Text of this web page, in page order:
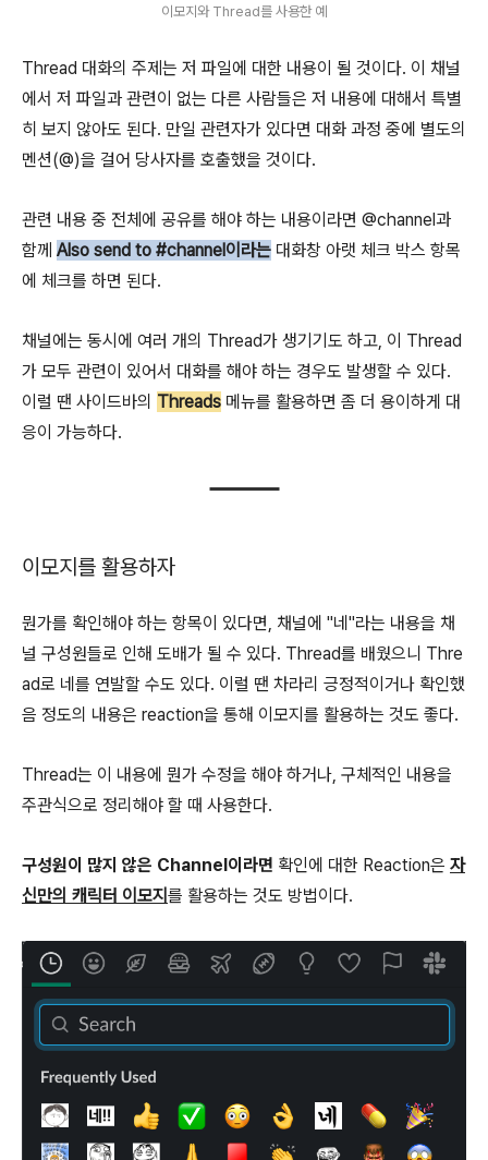
이모지와 Thread를 사용한 예
Thread 대화의 주제는 저 파일에 대한 내용이 될 것이다. 이 채널
에서 저 파일과 관련이 없는 다른 사람들은 저 내용에 대해서 특별
히 보지 않아도 된다. 만일 관련자가 있다면 대화 과정 중에 별도의
멘션(@)을 걸어 당사자를 호출했을 것이다.
관련 내용 중 전체에 공유를 해야 하는 내용이라면 @channel과
함께 Also send to #channel이라는 대화창 아랫 체크 박스 항목
에 체크를 하면 된다.
채널에는 동시에 여러 개의 Thread가 생기기도 하고, 이 Thread
가 모두 관련이 있어서 대화를 해야 하는 경우도 발생할 수 있다.
이럴 땐 사이드바의 Threads 메뉴를 활용하면 좀 더 용이하게 대
응이 가능하다.
이모지를 활용하자
뭔가를 확인해야 하는 항목이 있다면, 채널에 "네"라는 내용을 채
널 구성원들로 인해 도배가 될 수 있다. Thread를 배웠으니 Thre
ad로 네를 연발할 수도 있다. 이럴 땐 차라리 긍정적이거나 확인했
음 정도의 내용은 reaction을 통해 이모지를 활용하는 것도 좋다.
Thread는 이 내용에 뭔가 수정을 해야 하거나, 구체적인 내용을
주관식으로 정리해야 할 때 사용한다.
구성원이 많지 않은 Channel이라면 확인에 대한 Reaction은 자
신만의 캐릭터 이모지 를 활용하는 것도 방법이다.